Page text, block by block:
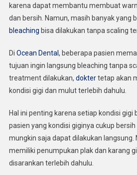
Scaling,
Memangnya
Bisa?
karena dapat membantu membuat
dan bersih. Namun, masih banyak yang
bleaching bisa dilakukan tanpa scaling
Di Ocean Dental , beberapa pasien
tujuan ingin langsung bleaching tanpa
treatment dilakukan, doktertetap akan
kondisi gigi dan mulut terlebih dahulu.
Hal ini penting karena setiap kondisi gigi
pasien yang kondisi giginya cukup
mungkin saja dapat dilakukan langsung.
memiliki penumpukan plak dan karang
disarankan terlebih dahulu.